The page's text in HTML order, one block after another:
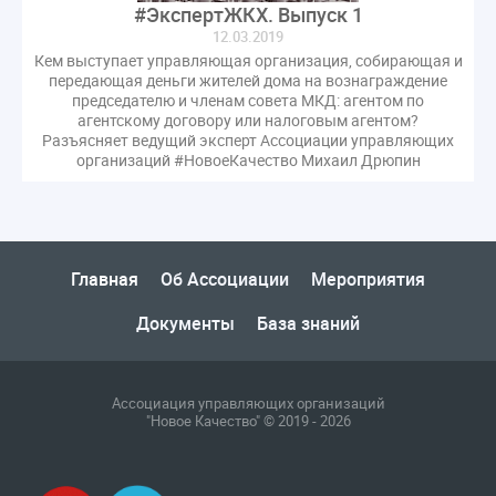
Комиссия РСПП по ЖКХ
Конституционный Суд
Лицензии
НК РФ
Награды Новая УК
ПМЭФ-2024
ПМЮФ-2024
Перепланировка ОДИ
Пломба
Поручение Президента
Правительства РФ
Правительство диагностика
Соглашение о сотрудничестве
Стратегия развития ЖКХ 2030
вентиляционные каналы
внеплановые проверки
гарантийная управляющая компания
#ЭкспертЖКХ. Выпуск 1
12.03.2019
Кем выступает управляющая организация, собирающая и
передающая деньги жителей дома на вознаграждение
председателю и членам совета МКД: агентом по
агентскому договору или налоговым агентом?
Разъясняет ведущий эксперт Ассоциации управляющих
организаций #НовоеКачество Михаил Дрюпин
Главная Об Ассоциации
Мероприятия
Документы
База знаний
Ассоциация управляющих организаций
"Новое Качество" © 2019 - 2026